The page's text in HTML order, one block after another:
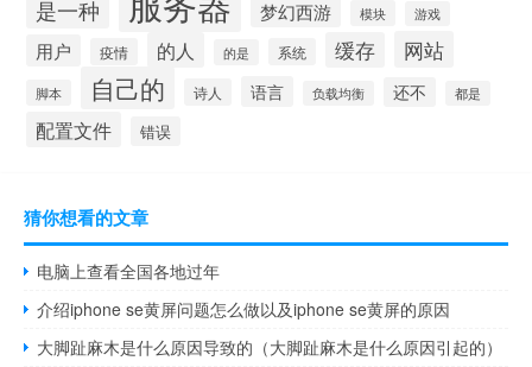
是一种 梦幻西游 模块 游戏
用户 疫情 的人 的是 系统 缓存 网站
脚本 自己的 诗人 语言 负载均衡 还不 都是
配置文件 错误
猜你想看的文章
电脑上查看全国各地过年
介绍iphone se黄屏问题怎么做以及iphone se黄屏的原因
大脚趾麻木是什么原因导致的（大脚趾麻木是什么原因引起的）